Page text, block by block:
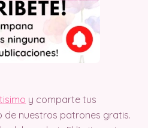
y comparte tus
de nuestros patrones gratis.